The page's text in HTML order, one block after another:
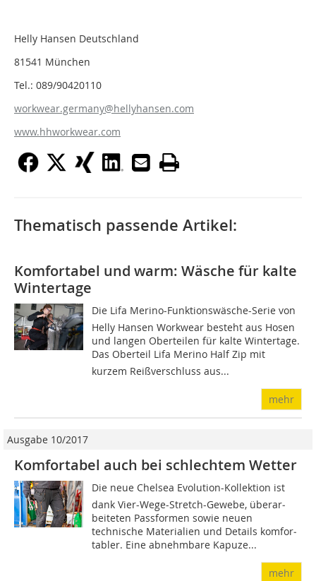
Helly Hansen Deutschland
81541 München
Tel.: 089/90420110
workwear.germany@hellyhansen.com
www.hhworkwear.com
Thematisch passende Artikel:
Komfortabel und warm: Wäsche für kalte
Wintertage
Die Lifa Merino-Funktionswäsche-Serie von
Helly Hansen Workwear besteht aus Hosen
und langen Oberteilen für kalte Wintertage.
Das Oberteil Lifa Merino Half Zip mit
kurzem Reißverschluss aus...
mehr
Ausgabe 10/2017
Komfortabel auch bei schlechtem Wetter
Die neue Chelsea Evolution-Kollektion ist
dank Vier-Wege-Stretch-Gewebe, über­ar­
beiteten Passformen so­wie neuen
technische Ma­teria­lien und Details komfor­
tabler. Eine abnehmbare Kapuze...
mehr